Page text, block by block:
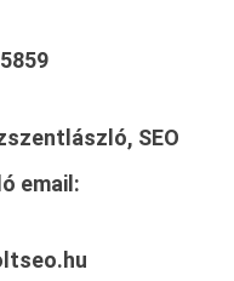
SEO
email: